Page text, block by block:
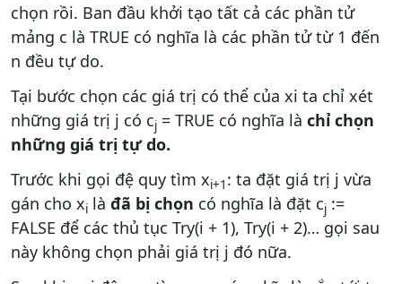
chọn rồi. Ban đầu khởi tạo tất cả các phần tử
mảng c là TRUE có nghĩa là các phần tử từ 1 đến
n đều tự do.
Tại bước chọn các giá trị có thể của xi ta chỉ xét
những giá trị j có cj = TRUE có nghĩa là chỉ chọn
những giá trị tự do.
Trước khi gọi đệ quy tìm xi+1 : ta đặt giá trị j vừa
gán cho xi là đã bị chọn có nghĩa là đặt cj :=
FALSE để các thủ tục Try(i + 1), Try(i + 2)… gọi sau
này không chọn phải giá trị j đó nữa.